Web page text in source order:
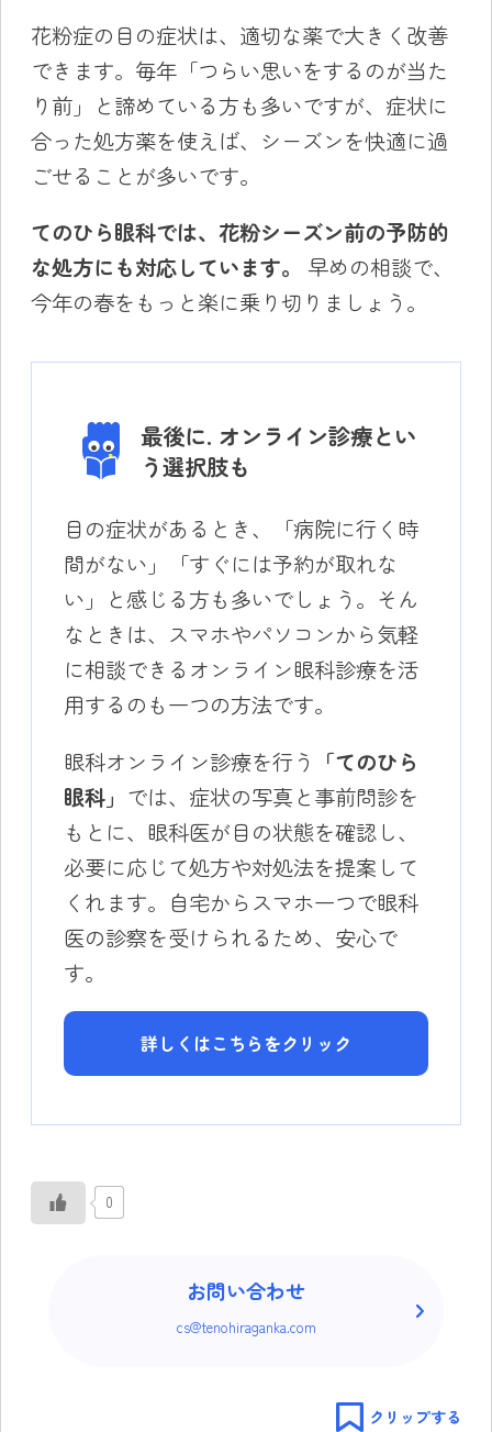
花粉症の目の症状は、適切な薬で大きく改善
できます。毎年「つらい思いをするのが当た
り前」と諦めている方も多いですが、症状に
合った処方薬を使えば、シーズンを快適に過
ごせることが多いです。
てのひら眼科では、花粉シーズン前の予防的
な処方にも対応しています。
早めの相談で、
今年の春をもっと楽に乗り切りましょう。
最後に. オンライン診療とい
う選択肢も
目の症状があるとき、「病院に行く時
間がない」「すぐには予約が取れな
い」と感じる方も多いでしょう。そん
なときは、スマホやパソコンから気軽
に相談できるオンライン眼科診療を活
用するのも一つの方法です。
眼科オンライン診療を行う
「てのひら
眼科」 では、症状の写真と事前問診を
もとに、眼科医が目の状態を確認し、
必要に応じて処方や対処法を提案して
くれます。自宅からスマホ一つで眼科
医の診察を受けられるため、安心で
す。
詳しくはこちらをクリック
0
お問い合わせ
cs@tenohiraganka.com
クリップする